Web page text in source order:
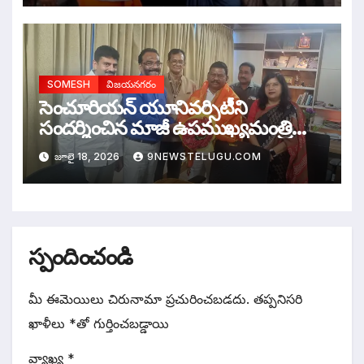
SOMESH విజయనగరం
సెంచూరియన్ యూనివర్సిటీని
సందర్శించిన మాజీ ఉపముఖ్యమంత్రి
రాజన్నదొర
జూలై 18, 2026 9NEWSTELUGU.COM
స్పందించండి
మీ ఈమెయిలు చిరునామా ప్రచురించబడదు. తప్పనిసరి
ఖాళీలు *‌తో గుర్తించబడ్డాయి
వ్యాఖ్య *